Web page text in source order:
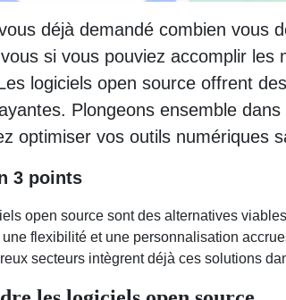
déjà demandé combien vous
si vous pouviez accomplir
logiciels open source offrent
Plongeons ensemble
optimiser vos outils numériques
3 points
open source sont des alternatives
une flexibilité et une personnalisation
secteurs intègrent déjà ces solutions